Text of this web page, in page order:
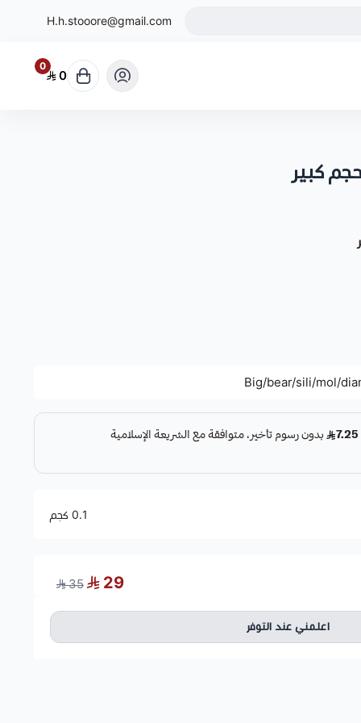
H.h.stooore@gmail.com
0
0
كبير
Big/bear/sili/mol/
0.1 كجم
29
35
اعلمني عند التوفر